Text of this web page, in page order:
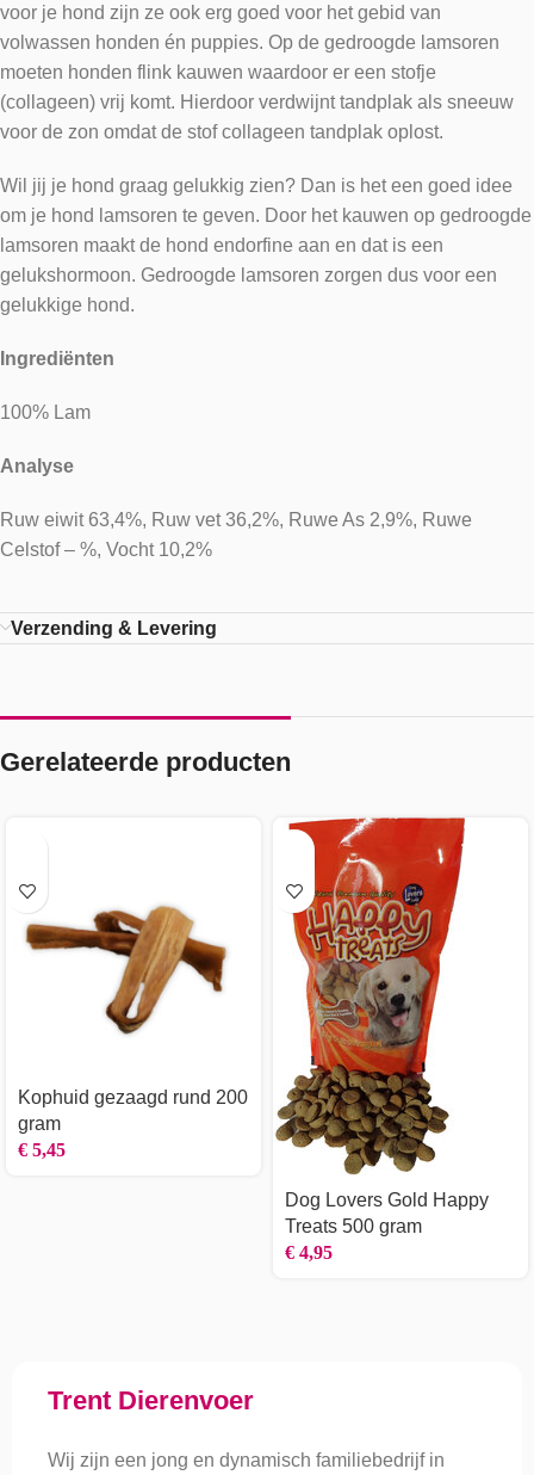
voor je hond zijn ze ook erg goed voor het gebid van
volwassen honden én puppies. Op de gedroogde lamsoren
moeten honden flink kauwen waardoor er een stofje
(collageen) vrij komt. Hierdoor verdwijnt tandplak als sneeuw
voor de zon omdat de stof collageen tandplak oplost.
Wil jij je hond graag gelukkig zien? Dan is het een goed idee
om je hond lamsoren te geven. Door het kauwen op gedroogde
lamsoren maakt de hond endorfine aan en dat is een
gelukshormoon. Gedroogde lamsoren zorgen dus voor een
gelukkige hond.
Ingrediënten
100% Lam
Analyse
Ruw eiwit 63,4%, Ruw vet 36,2%, Ruwe As 2,9%, Ruwe
Celstof – %, Vocht 10,2%
Verzending & Levering
Gerelateerde producten
Kophuid gezaagd rund 200
gram
€ 5,45
Dog Lovers Gold Happy
Treats 500 gram
€ 4,95
Trent Dierenvoer
Wij zijn een jong en dynamisch familiebedrijf in